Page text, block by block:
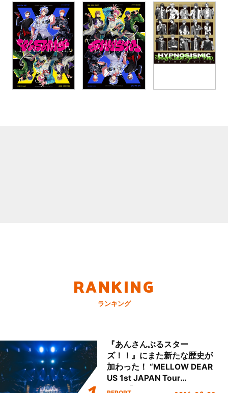
RANKING
ランキング
『あんさんぶるスター
ズ！！』にまた新たな歴史が
加わった！ “MELLOW DEAR
US 1st JAPAN Tour
Final「NICE to meet YOU